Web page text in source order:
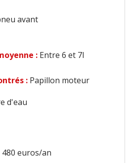
avant
: Entre 6 et 7l
: Papillon moteur
d'eau
480 euros/an